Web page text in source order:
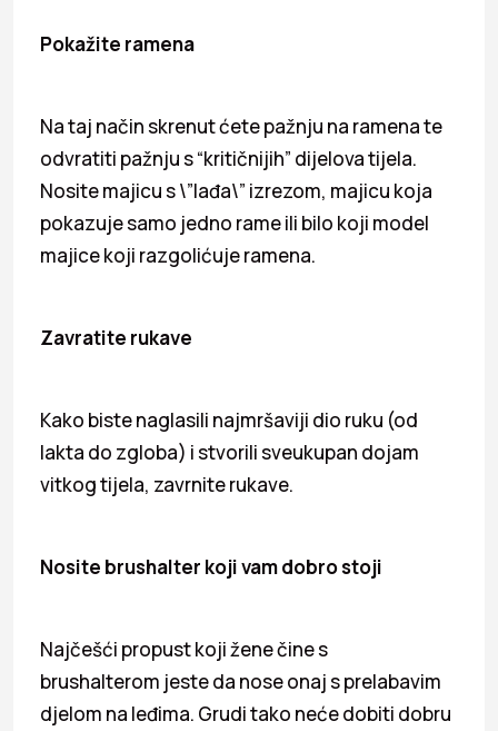
Pokažite ramena
Na taj način skrenut ćete pažnju na ramena te
odvratiti pažnju s “kritičnijih” dijelova tijela.
Nosite majicu s \”lađa\” izrezom, majicu koja
pokazuje samo jedno rame ili bilo koji model
majice koji razgolićuje ramena.
Zavratite rukave
Kako biste naglasili najmršaviji dio ruku (od
lakta do zgloba) i stvorili sveukupan dojam
vitkog tijela, zavrnite rukave.
Nosite brushalter koji vam dobro stoji
Najčešći propust koji žene čine s
brushalterom jeste da nose onaj s prelabavim
djelom na leđima. Grudi tako neće dobiti dobru